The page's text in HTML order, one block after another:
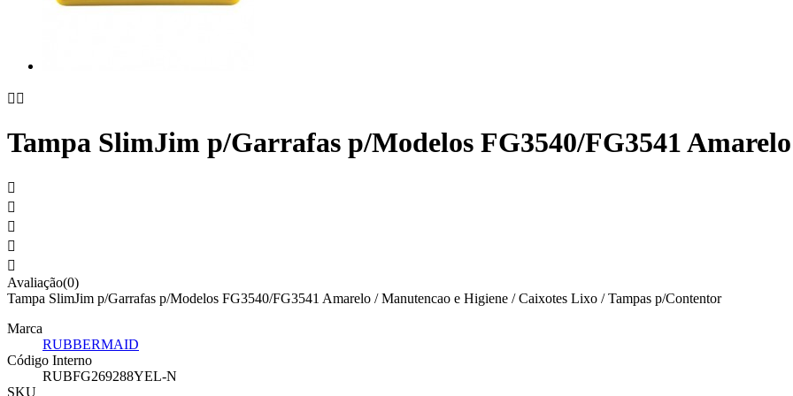
 
Tampa SlimJim p/Garrafas p/Modelos FG3540/FG3541





Avaliação(0)
Tampa SlimJim p/Garrafas p/Modelos FG3540/FG3541 Amarelo / Manutencao e Higiene / Caixotes Lixo / Tampas p/Contentor
Marca
RUBBERMAID
Código Interno
RUBFG269288YEL-N
SKU